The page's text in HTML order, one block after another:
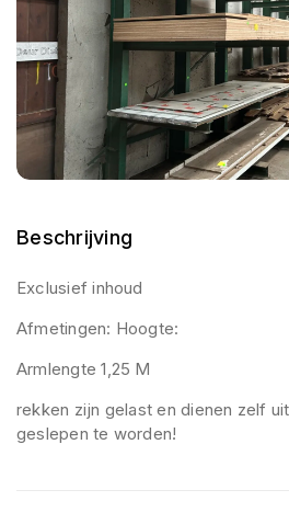
Beschrijving
Exclusief inhoud
Afmetingen: Hoogte:
Armlengte 1,25 M
rekken zijn gelast en dienen zelf
geslepen te worden!